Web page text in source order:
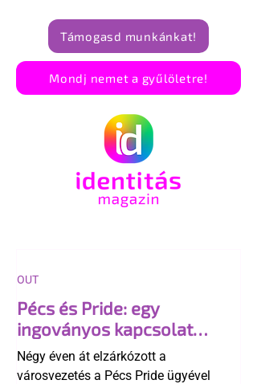
Támogasd munkánkat!
Mondj nemet a gyűlöletre!
Pécs és Pride: egy
ingoványos kapcsolat
története
Négy éven át elzárkózott a
városvezetés a Pécs Pride ügyével
OUT